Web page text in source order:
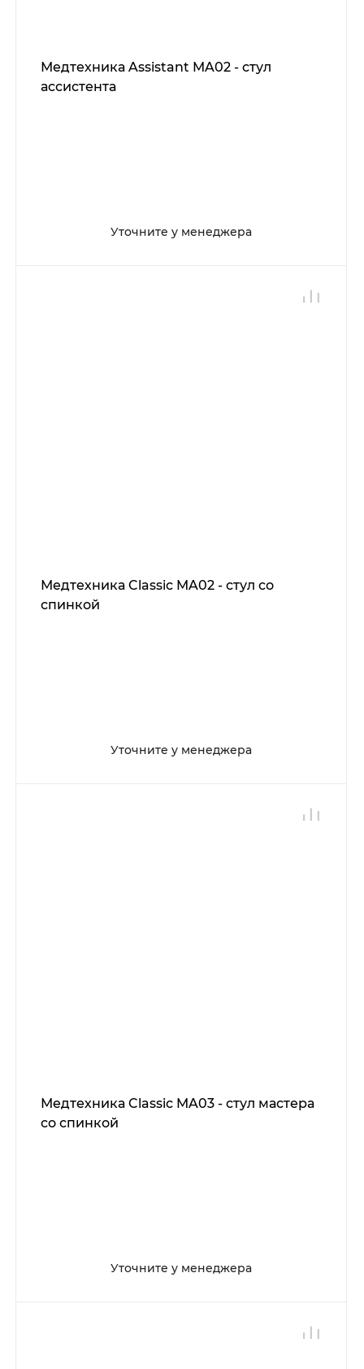
Медтехника Assistant MA02 - стул
ассистента
Уточните у менеджера
Медтехника Classic MA02 - стул со
спинкой
Уточните у менеджера
Медтехника Classic MA03 - стул мастера
со спинкой
Уточните у менеджера